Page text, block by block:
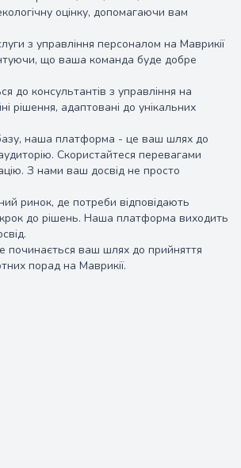
оцінку, допомагаючи вам
з управління персоналом на Маврикії
що ваша команда буде добре
до консультантів з управління на
рішення, адаптовані до унікальних
базу, наша платформа - це ваш шлях до
Скористайтеся перевагами
З нами ваш досвід не просто
ринок, де потреби відповідають
до рішень. Наша платформа виходить
починається ваш шлях до прийняття
порад на Маврикії.